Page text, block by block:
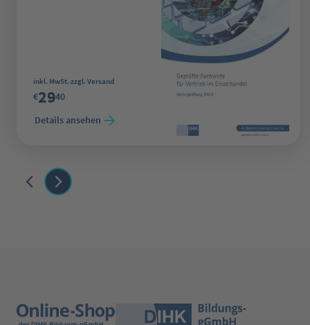
Regulärer Preis:
inkl. MwSt. zzgl. Versand
€2940
Details ansehen